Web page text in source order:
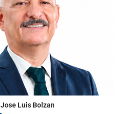
Jose Luis Bolzan